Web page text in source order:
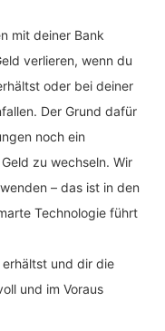
mit deiner Bank
verlieren, wenn du
oder bei deiner
Der Grund dafür
noch ein
zu wechseln. Wir
– das ist in den
Technologie führt
und dir die
und im Voraus